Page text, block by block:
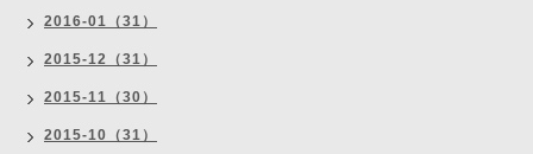
2016-01（31）
2015-12（31）
2015-11（30）
2015-10（31）